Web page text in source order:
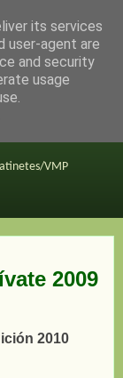
consejos
VMP
2009
2010
its services
user-agent are
and security
usage